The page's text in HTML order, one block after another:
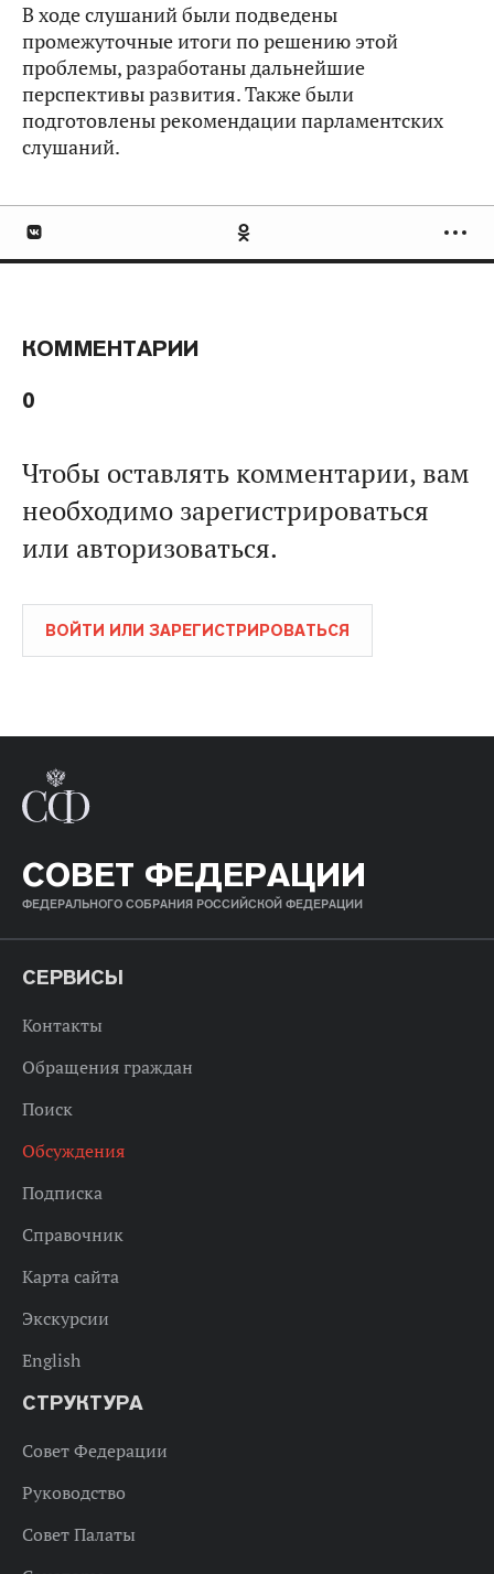
В ходе слушаний были подведены
промежуточные итоги по решению этой
проблемы, разработаны дальнейшие
перспективы развития. Также были
подготовлены рекомендации парламентских
слушаний.
КОММЕНТАРИИ
0
Чтобы оставлять комментарии, вам
необходимо зарегистрироваться
или авторизоваться.
ВОЙТИ ИЛИ ЗАРЕГИСТРИРОВАТЬСЯ
СОВЕТ ФЕДЕРАЦИИ
ФЕДЕРАЛЬНОГО СОБРАНИЯ РОССИЙСКОЙ ФЕДЕРАЦИИ
СЕРВИСЫ
Контакты
Обращения граждан
Поиск
Обсуждения
Подписка
Справочник
Карта сайта
Экскурсии
English
СТРУКТУРА
Совет Федерации
Руководство
Совет Палаты